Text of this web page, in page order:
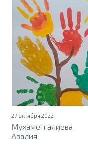
27 октября 2022
Мухаметгалиева
Азалия